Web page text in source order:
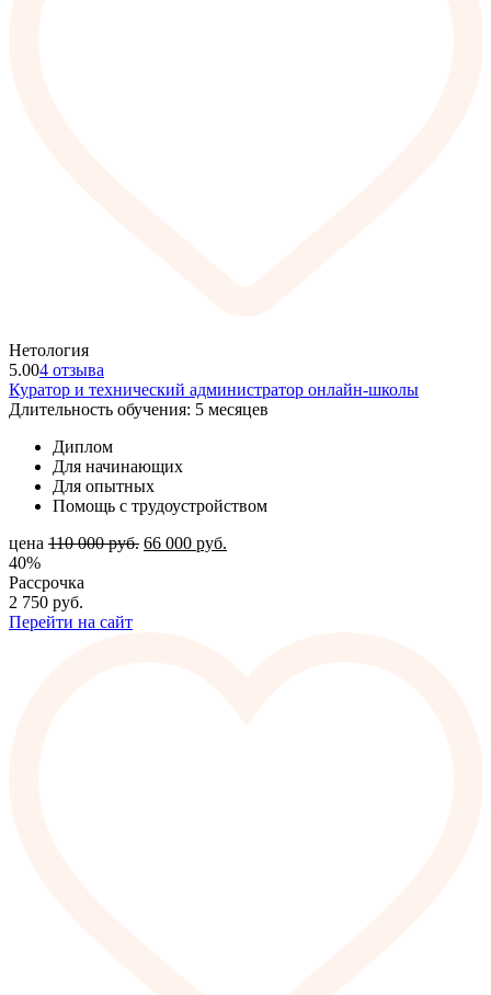
Нетология
5.004 отзыва
Куратор и технический администратор онлайн-школы
Длительность обучения: 5 месяцев
Диплом
Для начинающих
Для опытных
Помощь с трудоустройством
цена 110 000руб. 66 000 руб.
40%
Рассрочка
2 750 руб.
Перейти на сайт